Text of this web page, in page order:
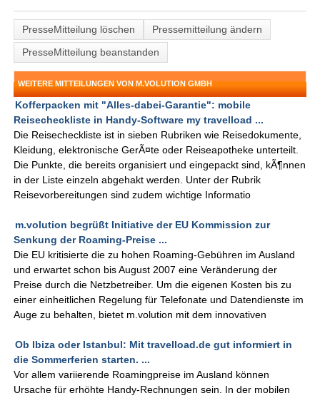
PresseMitteilung löschen
Pressemitteilung ändern
PresseMitteilung beanstanden
WEITERE MITTEILUNGEN VON M.VOLUTION GMBH
Kofferpacken mit "Alles-dabei-Garantie": mobile
Reisecheckliste in Handy-Software my travelload ...
Die Reisecheckliste ist in sieben Rubriken wie Reisedokumente,
Kleidung, elektronische GerÃ¤te oder Reiseapotheke unterteilt.
Die Punkte, die bereits organisiert und eingepackt sind, kÃ¶nnen
in der Liste einzeln abgehakt werden. Unter der Rubrik
Reisevorbereitungen sind zudem wichtige Informatio
m.volution begrüßt Initiative der EU Kommission zur
Senkung der Roaming-Preise ...
Die EU kritisierte die zu hohen Roaming-Gebühren im Ausland
und erwartet schon bis August 2007 eine Veränderung der
Preise durch die Netzbetreiber. Um die eigenen Kosten bis zu
einer einheitlichen Regelung für Telefonate und Datendienste im
Auge zu behalten, bietet m.volution mit dem innovativen
Ob Ibiza oder Istanbul: Mit travelload.de gut informiert in
die Sommerferien starten. ...
Vor allem variierende Roamingpreise im Ausland können
Ursache für erhöhte Handy-Rechnungen sein. In der mobilen